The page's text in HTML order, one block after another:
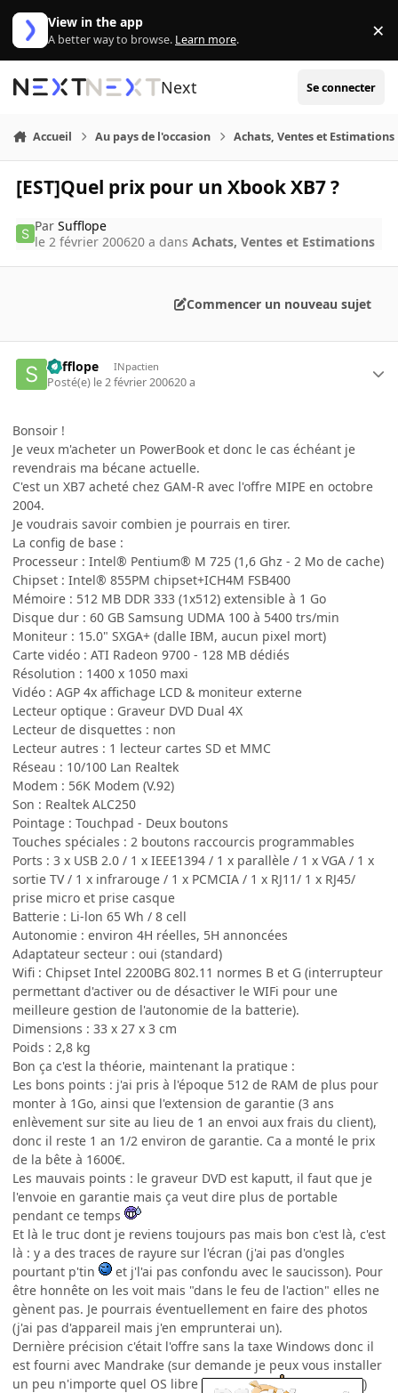
Aller au contenu
View in the app
A better way to browse. Learn more. ×
Next Se connecter
Accueil Au pays de l'occasion Achats, Ventes et Estimations
[EST]Quel prix pour un Xbook XB7 ?
ParSufflope
le 2 février 200620 a dansAchats, Ventes et Estimations
Commencer un nouveau sujet
Sufflope INpactien
Posté(e) le 2 février 200620 a
Bonsoir !
Je veux m'acheter un PowerBook et donc le cas échéant je
revendrais ma bécane actuelle.
C'est un XB7 acheté chez GAM-R avec l'offre MIPE en octobre
2004.
Je voudrais savoir combien je pourrais en tirer.
La config de base :
Processeur : Intel® Pentium® M 725 (1,6 Ghz - 2 Mo de cache)
Chipset : Intel® 855PM chipset+ICH4M FSB400
Mémoire : 512 MB DDR 333 (1x512) extensible à 1 Go
Disque dur : 60 GB Samsung UDMA 100 à 5400 trs/min
Moniteur : 15.0" SXGA+ (dalle IBM, aucun pixel mort)
Carte vidéo : ATI Radeon 9700 - 128 MB dédiés
Résolution : 1400 x 1050 maxi
Vidéo : AGP 4x affichage LCD & moniteur externe
Lecteur optique : Graveur DVD Dual 4X
Lecteur de disquettes : non
Lecteur autres : 1 lecteur cartes SD et MMC
Réseau : 10/100 Lan Realtek
Modem : 56K Modem (V.92)
Son : Realtek ALC250
Pointage : Touchpad - Deux boutons
Touches spéciales : 2 boutons raccourcis programmables
Ports : 3 x USB 2.0 / 1 x IEEE1394 / 1 x parallèle / 1 x VGA / 1 x
sortie TV / 1 x infrarouge / 1 x PCMCIA / 1 x RJ11/ 1 x RJ45/
prise micro et prise casque
Batterie : Li-lon 65 Wh / 8 cell
Autonomie : environ 4H réelles, 5H annoncées
Adaptateur secteur : oui (standard)
Wifi : Chipset Intel 2200BG 802.11 normes B et G (interrupteur
permettant d'activer ou de désactiver le WIFi pour une
meilleure gestion de l'autonomie de la batterie).
Dimensions : 33 x 27 x 3 cm
Poids : 2,8 kg
Bon ça c'est la théorie, maintenant la pratique :
Les bons points : j'ai pris à l'époque 512 de RAM de plus pour
monter à 1Go, ainsi que l'extension de garantie (3 ans
enlèvement sur site au lieu de 1 an envoi aux frais du client),
donc il reste 1 an 1/2 environ de garantie. Ca a monté le prix
de la bête à 1600€.
Les mauvais points : le graveur DVD est kaputt, il faut que je
l'envoie en garantie mais ça veut dire plus de portable
pendant ce temps
Et là le truc dont je reviens toujours pas mais bon c'est là, c'est
là : y a des traces de rayure sur l'écran (j'ai pas d'ongles
pourtant p'tin
et j'l'ai pas confondu avec le saucisson). Pour
être honnête on les voit mais "dans le feu de l'action" elles ne
gènent pas. Je pourrais éventuellement en faire des photos
(j'ai pas d'appareil mais j'en emprunterai un).
Dernière précision c'était l'offre sans la taxe Windows donc il
est fourni avec Mandrake (sur demande je peux vous installer
un peu n'importe quel OS libre
)